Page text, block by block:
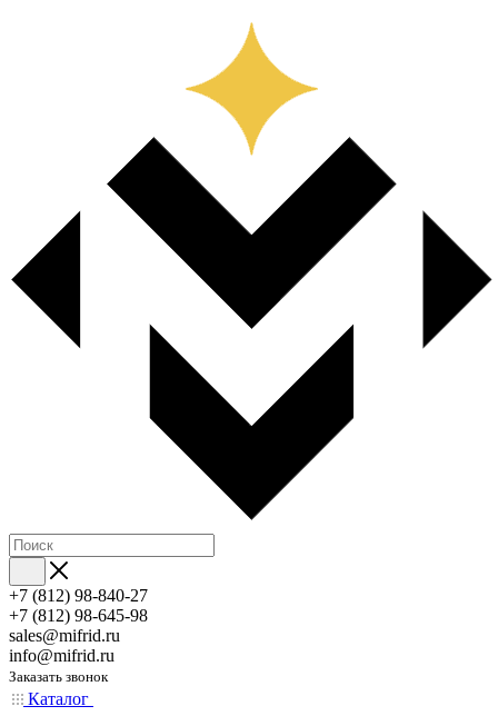
+7 (812) 98-840-27
+7 (812) 98-645-98
sales@mifrid.ru
info@mifrid.ru
Заказать звонок
Каталог